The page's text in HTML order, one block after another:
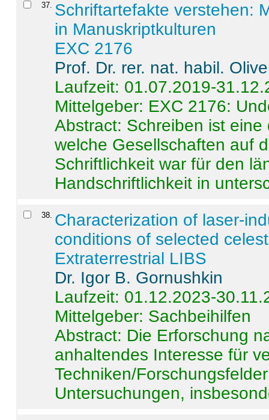
37. Schriftartefakte verstehen:
in Manuskriptkulturen
EXC 2176
Prof. Dr. rer. nat. habil.
Laufzeit: 01.07.2019-
Mittelgeber: EXC 2176:
Abstract: Schreiben ist
welche Gesellschaften auf
Schriftlichkeit war für den
Handschriftlichkeit in
38. Characterization of laser-
conditions of selected
Extraterrestrial LIBS
Dr. Igor B. Gornushkin
Laufzeit: 01.12.2023-
Mittelgeber: Sachbeihilfen
Abstract: Die Erforschung
anhaltendes Interesse für
Techniken/
Untersuchungen,